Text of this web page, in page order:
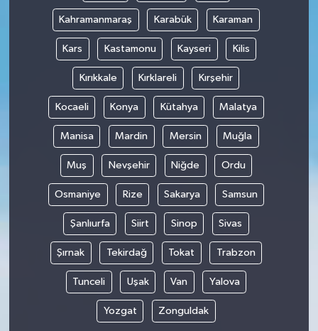
Kahramanmaraş Karabük Karaman
Kars Kastamonu Kayseri Kilis
Kırıkkale Kırklareli Kırşehir
Kocaeli Konya Kütahya Malatya
Manisa Mardin Mersin Muğla
Muş Nevşehir Niğde Ordu
Osmaniye Rize Sakarya Samsun
Şanlıurfa Siirt Sinop Sivas
Şırnak Tekirdağ Tokat Trabzon
Tunceli Uşak Van Yalova
Yozgat Zonguldak